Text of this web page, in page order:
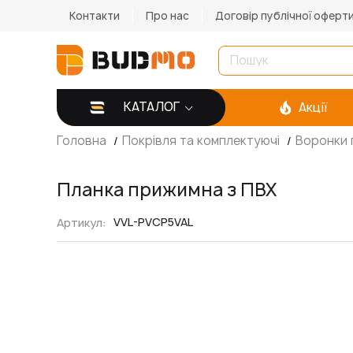
Контакти Про нас Договір публічної оферти
КАТАЛОГ Акції
Головна
Покрівля та комплектуючі Воронки
Планка прижимна з ПВХ
Артикул VVL-PVCP5VAL